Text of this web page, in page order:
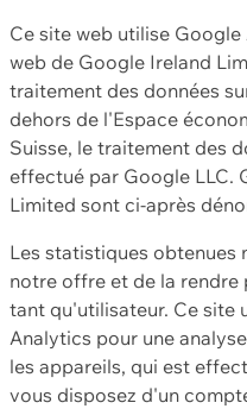
Ce site web utilise
web de Google Ireland
traitement des données
dehors de l'Espace
Suisse, le traitement des
effectué par Google LLC.
Limited sont ci-après
Les statistiques obtenues
notre offre et de la rendre
tant qu'utilisateur. Ce site
Analytics pour une
les appareils, qui est
vous disposez d'un